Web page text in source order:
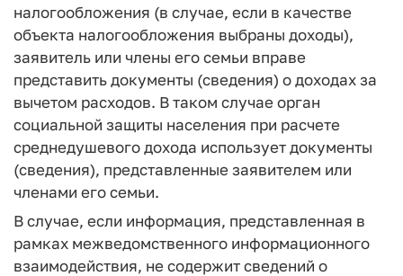
налогообложения (в случае, если в качестве
объекта налогообложения выбраны доходы),
заявитель или члены его семьи вправе
представить документы (сведения) о доходах за
вычетом расходов. В таком случае орган
социальной защиты населения при расчете
среднедушевого дохода использует документы
(сведения), представленные заявителем или
членами его семьи.
В случае, если информация, представленная в
рамках межведомственного информационного
взаимодействия, не содержит сведений о